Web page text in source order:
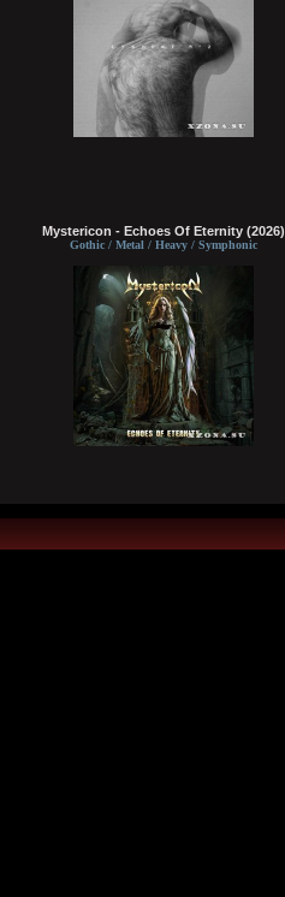
Mystericon - Echoes Of Eternity (2026)
Gothic / Metal / Heavy / Symphonic